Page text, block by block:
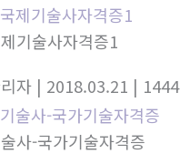
기술사자격증1
자 | 2018.03.21 | 1444
사-국가기술자격증